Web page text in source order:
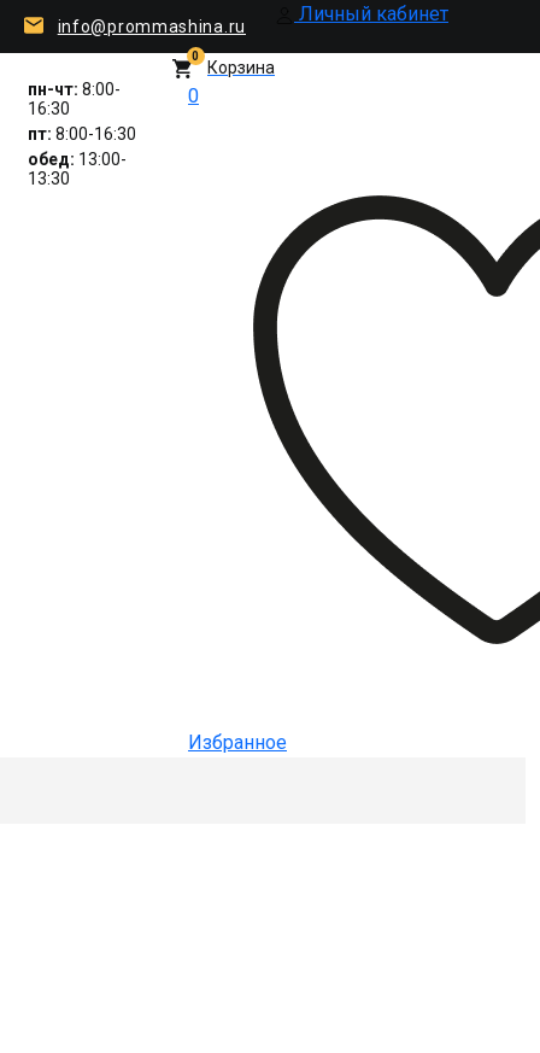
info@prommashina.ru
Личный кабинет
пн-чт: 8:00-
16:30
пт: 8:00-16:30
обед: 13:00-
13:30
0
Корзина
0
Избранное